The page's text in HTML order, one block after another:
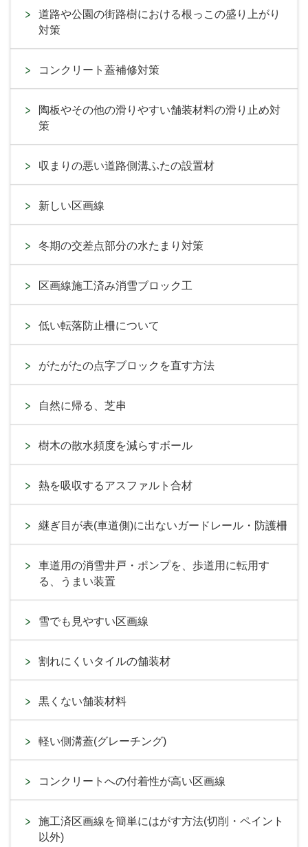
道路や公園の街路樹における根っこの盛り上がり
対策
コンクリート蓋補修対策
陶板やその他の滑りやすい舗装材料の滑り止め対
策
収まりの悪い道路側溝ふたの設置材
新しい区画線
冬期の交差点部分の水たまり対策
区画線施工済み消雪ブロック工
低い転落防止柵について
がたがたの点字ブロックを直す方法
自然に帰る、芝串
樹木の散水頻度を減らすボール
熱を吸収するアスファルト合材
継ぎ目が表(車道側)に出ないガードレール・防護柵
車道用の消雪井戸・ポンプを、歩道用に転用す
る、うまい装置
雪でも見やすい区画線
割れにくいタイルの舗装材
黒くない舗装材料
軽い側溝蓋(グレーチング)
コンクリートへの付着性が高い区画線
施工済区画線を簡単にはがす方法(切削・ペイント
以外)